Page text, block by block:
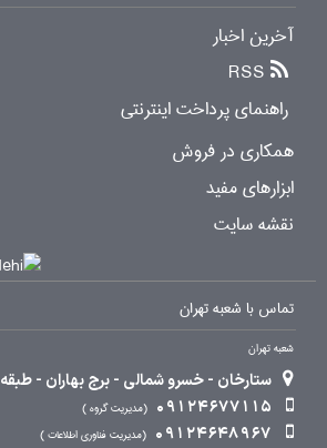
آخرین اخبار
RSS
راهنمای پرداخت اینترنتی
همکاری در فروش
ابزارهای مفید
نقشه سایت
تماس با شعبه تهران
شعبه تهران
ستارخان - خسرو شمالی - برج بهاران - طبقه 7 واحد 2
09124677115
مدیریت گروه
09124648967 مدیریت فناوری اطلاعات